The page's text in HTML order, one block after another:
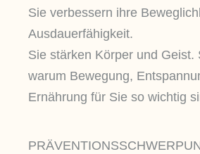
Sie verbessern ihre
Ausdauerfähigkeit.
Sie stärken Körper und Geist.
warum Bewegung,
Ernährung für Sie so wichtig